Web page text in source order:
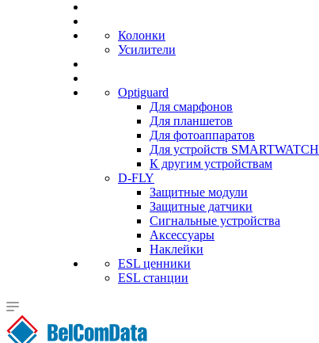
Колонки
Усилители
Optiguard
Для смарфонов
Для планшетов
Для фотоаппаратов
Для устройств SMARTWATCH
К другим устройствам
D-FLY
Защитные модули
Защитные датчики
Сигнальные устройства
Аксессуары
Наклейки
ESL ценники
ESL станции